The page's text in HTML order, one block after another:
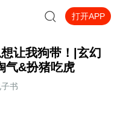
打开APP
让我狗带！|玄幻
气&扮猪吃虎
书